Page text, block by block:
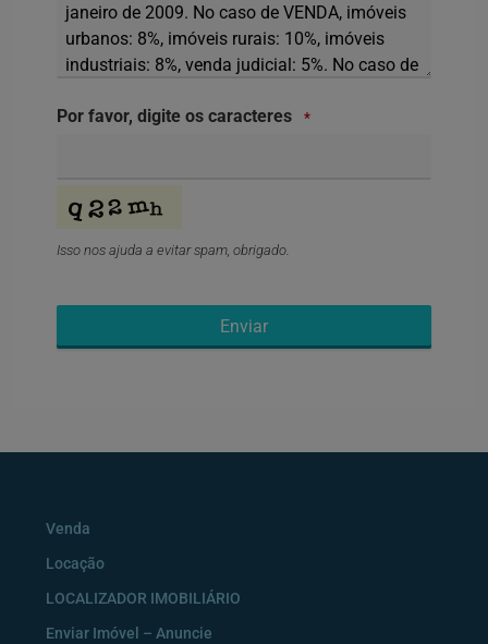
Por favor, digite os caracteres *
Isso nos ajuda a evitar spam, obrigado.
Enviar
ser
branco
Venda
Locação
LOCALIZADOR IMOBILIÁRIO
Enviar Imóvel – Anuncie